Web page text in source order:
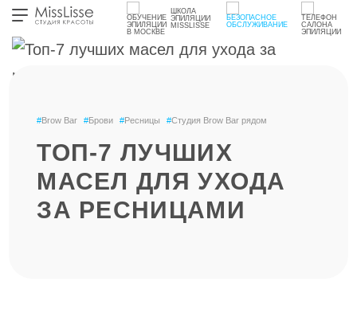
ШКОЛА
ЭПИЛЯЦИИ
MISSLISSE
#Brow Bar #Брови #Ресницы #Студия Brow Bar рядом
ТОП-7 ЛУЧШИХ
МАСЕЛ ДЛЯ УХОДА
ЗА РЕСНИЦАМИ